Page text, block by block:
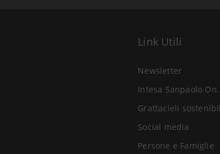
Link Utili
Newsletter
Intesa Sanpaolo On
Grattacieli
Social media
Persone e Famiglie